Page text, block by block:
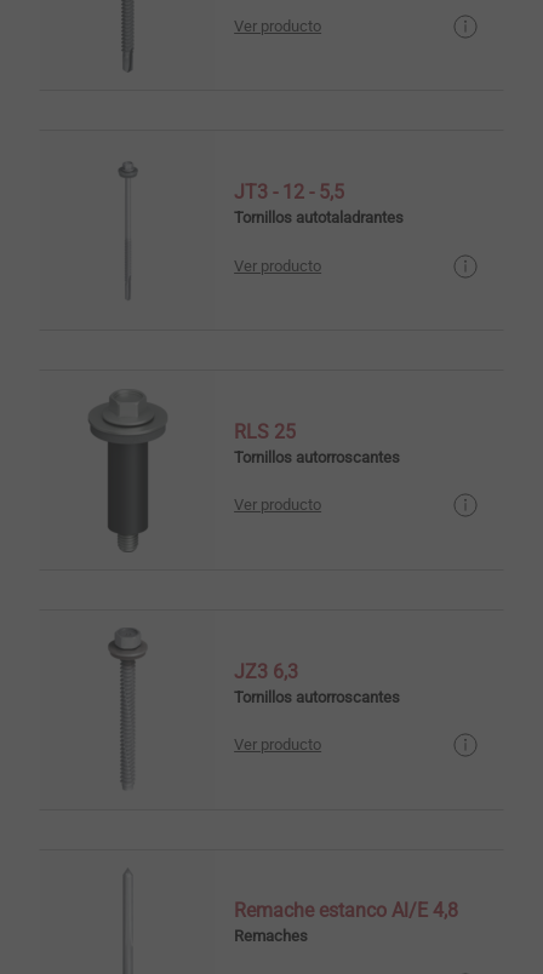
Ver producto
JT3 - 12 - 5,5
Tornillos autotaladrantes
Ver producto
RLS 25
Tornillos autorroscantes
Ver producto
JZ3 6,3
Tornillos autorroscantes
Ver producto
Remache estanco Al/E 4,8
Remaches